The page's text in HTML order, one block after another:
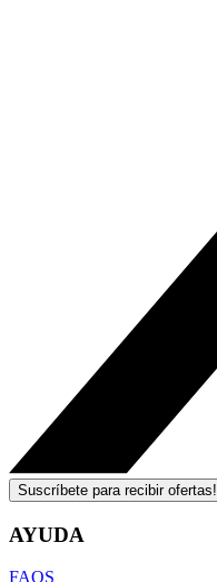
Suscríbete para recibir ofertas!
AYUDA
FAQS